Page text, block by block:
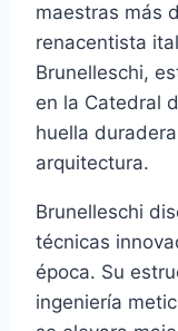
maestras más
renacentista
Brunelleschi,
en la Catedral
huella
arquitectura.
Brunelleschi
técnicas
época. Su
ingeniería